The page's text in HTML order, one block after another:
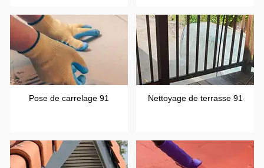
Pose de carrelage 91 Nettoyage de terrasse 91